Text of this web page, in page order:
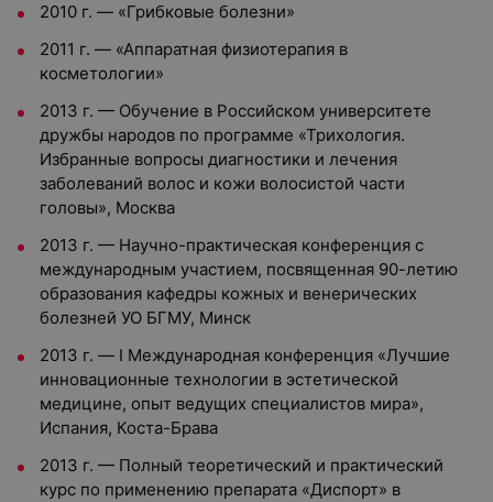
2010 г. — «Грибковые болезни»
2011 г. — «Аппаратная физиотерапия в
косметологии»
2013 г. — Обучение в Российском университете
дружбы народов по программе «Трихология.
Избранные вопросы диагностики и лечения
заболеваний волос и кожи волосистой части
головы», Москва
2013 г. — Научно-практическая конференция с
международным участием, посвященная 90-летию
образования кафедры кожных и венерических
болезней УО БГМУ, Минск
2013 г. — I Международная конференция «Лучшие
инновационные технологии в эстетической
медицине, опыт ведущих специалистов мира»,
Испания, Коста-Брава
2013 г. — Полный теоретический и практический
курс по применению препарата «Диспорт» в